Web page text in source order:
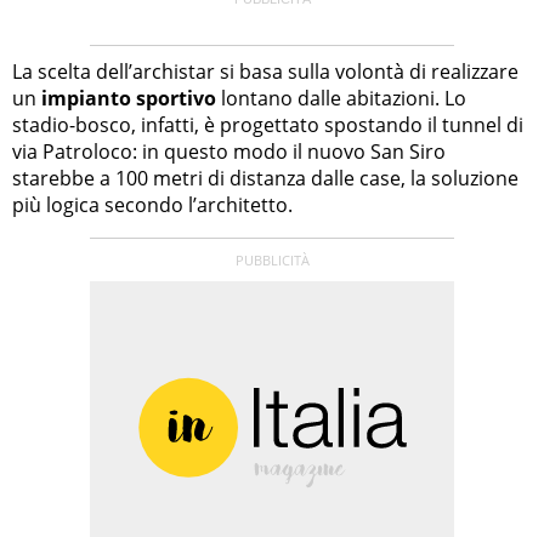
La scelta dell’archistar si basa sulla volontà di realizzare
un impianto sportivo lontano dalle abitazioni. Lo
stadio-bosco, infatti, è progettato spostando il tunnel di
via Patroloco: in questo modo il nuovo San Siro
starebbe a 100 metri di distanza dalle case, la soluzione
più logica secondo l’architetto.